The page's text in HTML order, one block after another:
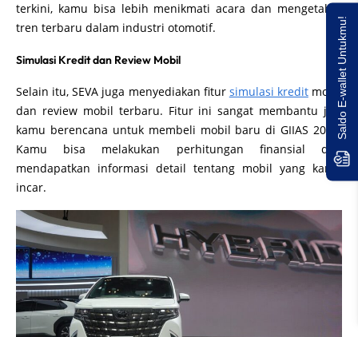
terkini, kamu bisa lebih menikmati acara dan mengetahui
tren terbaru dalam industri otomotif.
Simulasi Kredit dan Review Mobil
Selain itu, SEVA juga menyediakan fitur simulasi kreditmobil
dan review mobil terbaru. Fitur ini sangat membantu jika
kamu berencana untuk membeli mobil baru di GIIAS 2024.
Kamu bisa melakukan perhitungan finansial dan
mendapatkan informasi detail tentang mobil yang kamu
incar.
Saldo E-wallet Untukmu!